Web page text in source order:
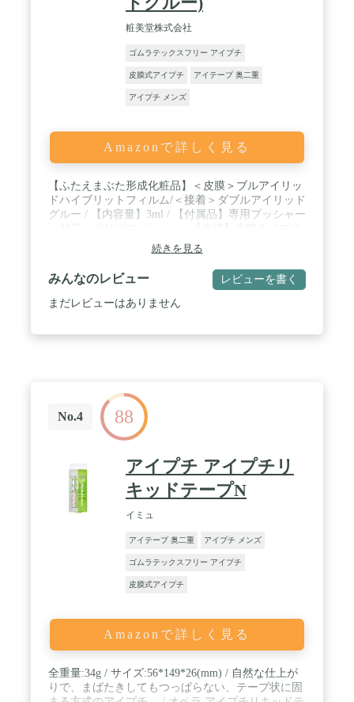
粧美堂株式会社
ゴムラテックスフリー アイプチ
皮膜式アイプチ アイテープ 奥二重
アイプチ メンズ
Amazonで詳しく見る
【ふたえまぶた形成化粧品】＜皮膜＞ブルアイリッ
ドハイブリットフィルム/＜接着＞ダブルアイリッド
グルー / 【内容量】3ml / 【付属品】専用プッシャー
自然さを追求したい方におすすめ！薄づきでもしっ
かりとまぶたを支え、テカリも少なくナチュラルな
仕上がりに。調整しやすくムラなく塗れる細筆タイ
プ / 【接着】接着タイプは希望のふたえラインをし
っかりと固定できるのがポイント！塗りやすいコシ
詳しいご使用方法や落とし方は、説明書をお読みく
ださい。 / 【接着ご使用方法】ふたえにしたいライ
ンが中央にくるように、液を約４～６mm幅塗布し
ます。完全に液が乾く前に、付属のプッシャーでふ
たえラインの中央あたりを軽く押さえながら、そっ
と目を開けます。※詳しいご使用方法や落とし方
は、説明書をお読みください。
続きを見る
みんなのレビュー レビューを書く
まだレビューはありません
No.4 88
アイプチ アイプチリ
キッドテープN
イミュ
アイテープ 奥二重 アイプチ メンズ
ゴムラテックスフリー アイプチ
皮膜式アイプチ
Amazonで詳しく見る
全重量:34g / サイズ:56*149*26(mm) / 自然な仕上が
りで、まばたきしてもつっぱらない、テープ状に固